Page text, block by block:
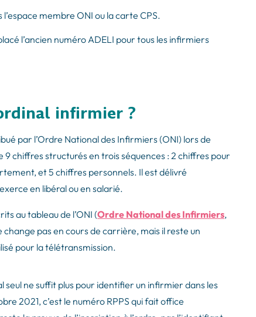
membre ONI ou la carte CPS.
l’ancien numéro ADELI pour tous les infirmiers
infirmier ?
par l’Ordre National des Infirmiers (ONI) lors de
9 chiffres structurés en trois séquences : 2 chiffres pour
et 5 chiffres personnels. Il est délivré
en libéral ou en salarié.
au tableau de l’ONI (Ordre National des Infirmiers,
pas en cours de carrière, mais il reste un
pour la télétransmission.
seul ne suffit plus pour identifier un infirmier dans les
2021, c’est le numéro RPPS qui fait office